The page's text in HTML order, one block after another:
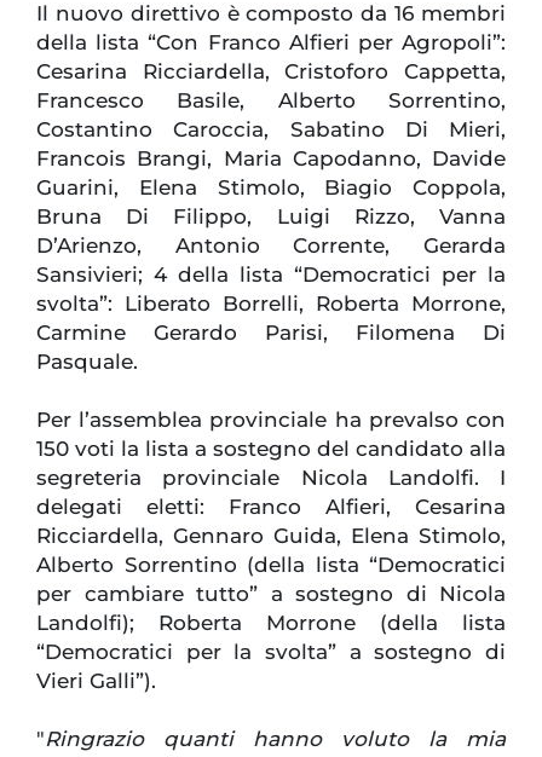
Il nuovo direttivo è composto da 16 membri
della lista “Con Franco Alfieri per Agropoli”:
Cesarina Ricciardella, Cristoforo Cappetta,
Francesco Basile, Alberto Sorrentino,
Costantino Caroccia, Sabatino Di Mieri,
Francois Brangi, Maria Capodanno, Davide
Guarini, Elena Stimolo, Biagio Coppola,
Bruna Di Filippo, Luigi Rizzo, Vanna
D’Arienzo, Antonio Corrente, Gerarda
Sansivieri; 4 della lista “Democratici per la
svolta”: Liberato Borrelli, Roberta Morrone,
Carmine Gerardo Parisi, Filomena Di
Pasquale.
Per l’assemblea provinciale ha prevalso con
150 voti la lista a sostegno del candidato alla
segreteria provinciale Nicola Landolfi. I
delegati eletti: Franco Alfieri, Cesarina
Ricciardella, Gennaro Guida, Elena Stimolo,
Alberto Sorrentino (della lista “Democratici
per cambiare tutto” a sostegno di Nicola
Landolfi); Roberta Morrone (della lista
“Democratici per la svolta” a sostegno di
Vieri Galli”).
"Ringrazio quanti hanno voluto la mia